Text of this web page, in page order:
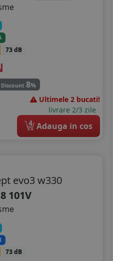
73 dB
Discount 8%
Ultimele 2 bucati!
livrare 2/3 zile
4 Adauga in cos
evo3 w330
101V
73 dB